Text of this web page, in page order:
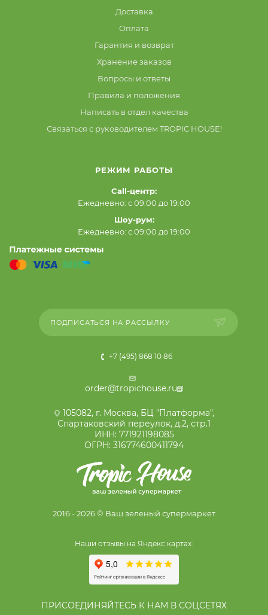
Доставка
Оплата
Гарантия и возврат
Хранение заказов
Вопросы и ответы
Правила и положения
Написать в отдел качества
Связаться с руководителем TROPIC HOUSE!
РЕЖИМ РАБОТЫ
Call-центр:
Ежедневно: с 09:00 до 19:00
Шоу-рум:
Ежедневно: с 09:00 до 19:00
ПОДПИСАТЬСЯ НА РАССЫЛКУ
+7 (495) 868 10 86
order@tropichouse.ru
105082, г. Москва, БЦ "Платформа",
Спартаковский переулок, д.2, стр.1
ИНН: 771921198085
ОГРН: 316774600411794
2016 - 2026 © Ваш зеленый супермаркет
Наши отзывы на Яндекс картах:
ПРИСОЕДИНЯЙТЕСЬ К НАМ В СОЦСЕТЯХ